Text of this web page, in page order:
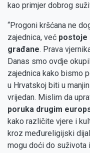
kao primjer dobrog
“Progoni kršćana ne
zajednica, već postoje
građane. Prava
Danas smo ovdje
zajednica kako bismo
u Hrvatskoj biti u
vrijedan. Mislim da
poruka drugim
kako različite vjere i
kroz međureligijski
mogu doći do suživota